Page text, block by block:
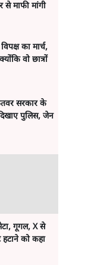
से माफी मांगी
का मार्च,
वो छात्रों
सरकार के
पुलिस, जेन
गूगल, X से
को कहा